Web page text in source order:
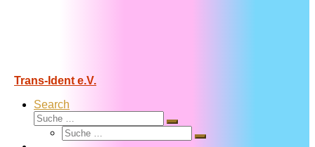
Trans-Ident e.V.
Search
Suche
Suche
Suche
Suche